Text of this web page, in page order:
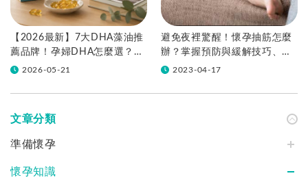
【2026最新】7大DHA藻油推
薦品牌！孕婦DHA怎麼選？全
攻略一次看！
2026-05-21
避免夜裡驚醒！懷孕抽筋怎麼
辦？掌握預防與緩解技巧、飲
食過好孕
2023-04-17
文章分類
準備懷孕
懷孕知識